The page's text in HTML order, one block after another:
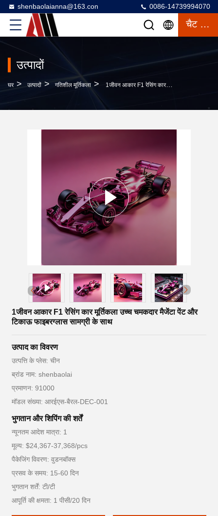
shenbaolaianna@163.con 0086-14739994070
चैट करना
उत्पादों
घर > उत्पादों > गतिशील मूर्तिकला > 1जीवन आकार F1 रेसिंग कार मूर्तिकला उच्च चमकदार मैजेंटा पेंट और टिकाऊ फाइबरग्लास सामग्री के साथ
1जीवन आकार F1 रेसिंग कार मूर्तिकला उच्च चमकदार मैजेंटा पेंट और
टिकाऊ फाइबरग्लास सामग्री के साथ
उत्पाद का विवरण
उत्पत्ति के प्लेस: चीन
ब्रांड नाम: shenbaolai
प्रमाणन: 91000
मॉडल संख्या: आरईएस-बैरल-DEC-001
भुगतान और शिपिंग की शर्तें
न्यूनतम आदेश मात्रा: 1
मूल्य: $24,367-37,368/pcs
पैकेजिंग विवरण: वुडनबॉक्स
प्रसव के समय: 15-60 दिन
भुगतान शर्तें: टी/टी
आपूर्ति की क्षमता: 1 पीसी/20 दिन